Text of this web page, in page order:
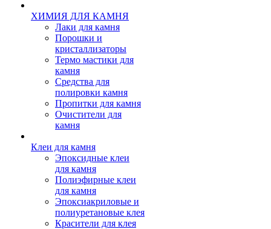
ХИМИЯ ДЛЯ КАМНЯ
Лаки для камня
Порошки и
кристаллизаторы
Термо мастики для
камня
Средства для
полировки камня
Пропитки для камня
Очистители для
камня
Клеи для камня
Эпоксидные клеи
для камня
Полиэфирные клеи
для камня
Эпоксиакриловые и
полиуретановые клея
Красители для клея